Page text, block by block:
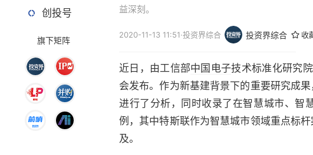
创投号
旗下矩阵
益深刻。
2020-11-13 11:51·投资界综合 投资界综合 收
近日，由工信部中国电子技术标准化研究
会发布。作为新基建背景下的重要研究成
进行了分析，同时收录了在智慧城市、智
例，其中特斯联作为智慧城市领域重点标
及。